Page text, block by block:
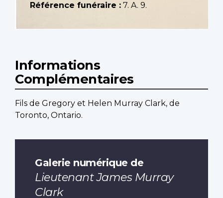
Référence funéraire : 7. A. 9.
Informations
Complémentaires
Fils de Gregory et Helen Murray Clark, de
Toronto, Ontario.
Galerie numérique de
Lieutenant James Murray
Clark